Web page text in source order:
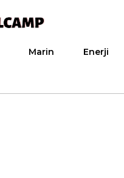
Marin Enerji